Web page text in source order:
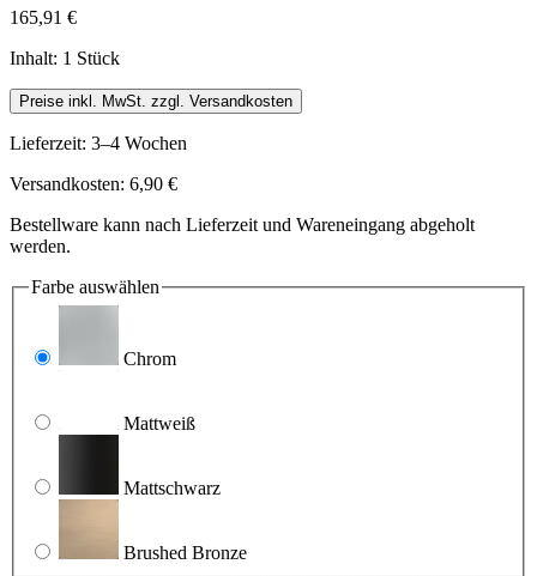
165,91 €
Inhalt: 1 Stück
Preise inkl. MwSt. zzgl. Versandkosten
Lieferzeit: 3–4 Wochen
Versandkosten: 6,90 €
Bestellware kann nach Lieferzeit und Wareneingang abgeholt
werden.
Farbe auswählen
Chrom
Mattweiß
Mattschwarz
Brushed Bronze